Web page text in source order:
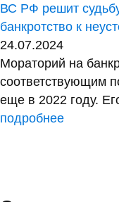
ВС РФ решит
банкротство к
24.07.2024
Мораторий на
соответствующим
еще в 2022 году.
подробнее